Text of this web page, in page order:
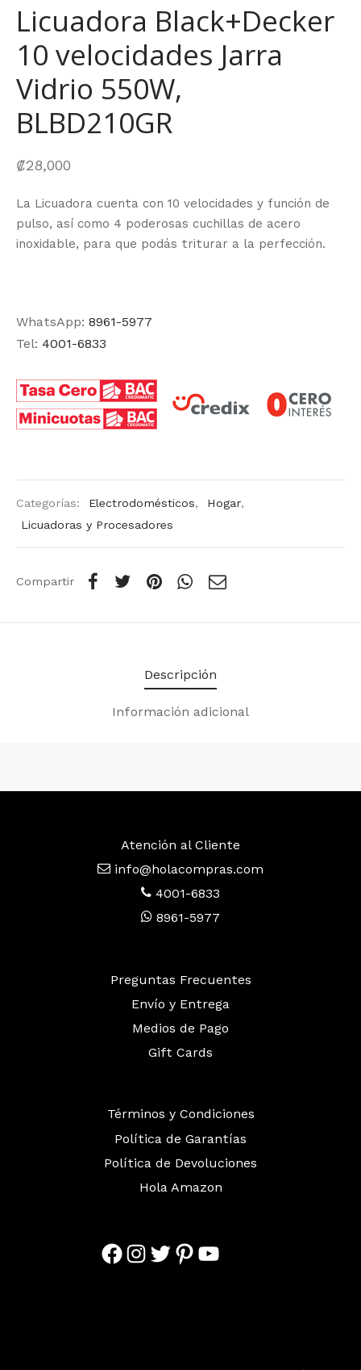
Licuadora Black+Decker
10 velocidades Jarra
Vidrio 550W,
BLBD210GR
₡28,000
La Licuadora cuenta con 10 velocidades y función de
pulso, así como 4 poderosas cuchillas de acero
inoxidable, para que podás triturar a la perfección.
WhatsApp: 8961-5977
Tel: 4001-6833
Categorías: Electrodomésticos, Hogar,
Licuadoras y Procesadores
Compartir
Descripción
Información adicional
Atención al Cliente
info@holacompras.com
4001-6833
8961-5977
Preguntas Frecuentes
Envío y Entrega
Medios de Pago
Gift Cards
Términos y Condiciones
Política de Garantías
Política de Devoluciones
Hola Amazon
Facebook
Instagram
Twitter
Pinterest